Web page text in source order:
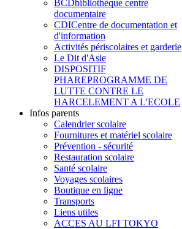
BCDbibliothèque centre
documentaire
CDICentre de documentation et
d'information
Activités périscolaires et garderie
Le Dit d'Asie
DISPOSITIF
PHAREPROGRAMME DE
LUTTE CONTRE LE
HARCELEMENT A L'ECOLE
Infos parents
Calendrier scolaire
Fournitures et matériel scolaire
Prévention - sécurité
Restauration scolaire
Santé scolaire
Voyages scolaires
Boutique en ligne
Transports
Liens utiles
ACCES AU LFI TOKYO